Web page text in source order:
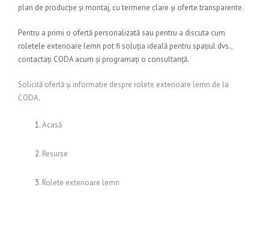
plan de producție și montaj, cu termene clare și oferte transparente.
Pentru a primi o ofertă personalizată sau pentru a discuta cum
roletele exterioare lemn pot fi soluția ideală pentru spațiul dvs.,
contactați CODA acum și programați o consultanță.
Solicită ofertă și informatie despre rolete exterioare lemn de la
CODA.
Acasă
Resurse
Rolete exterioare lemn